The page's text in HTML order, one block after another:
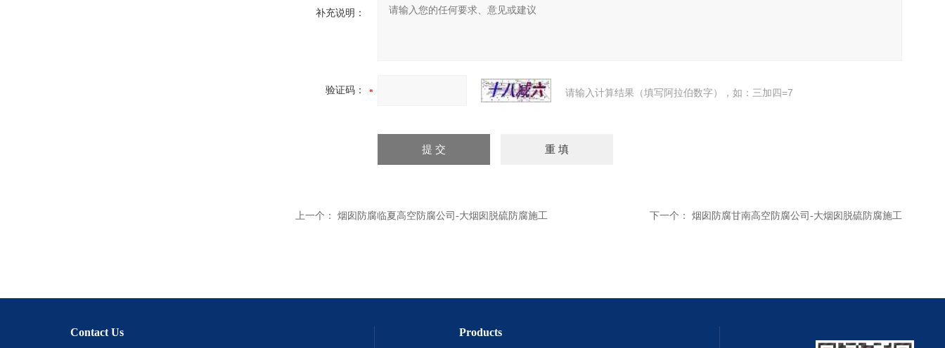
补充说明：
验证码： 请输入计算结果（填写阿拉伯数字），如：三加四=7
上一个： 烟囱防腐临夏高空防腐公司-大烟囱脱硫防腐施工 下一个： 烟囱防腐甘南高空防腐公司-大烟囱脱硫防腐施工
Contact Us Products